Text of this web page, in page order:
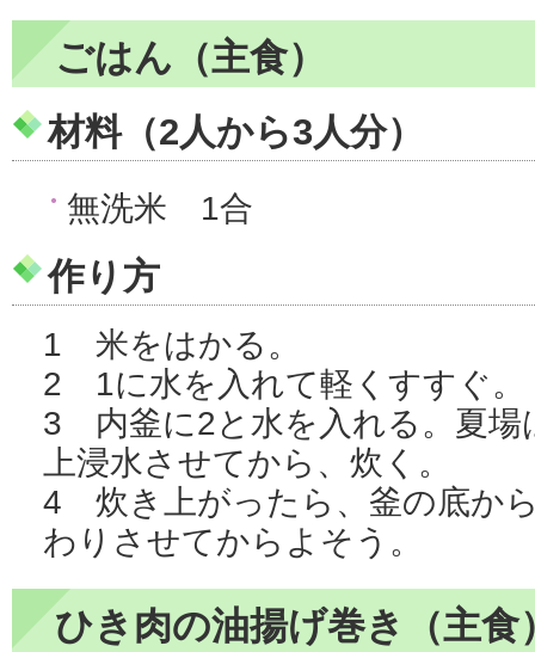
ごはん（主食）
材料（2人から3人分）
無洗米 1合
作り方
1 米をはかる。
2 1に水を入れて軽くすすぐ。
3 内釜に2と水を入れる。夏場
上浸水させてから、炊く。
4 炊き上がったら、釜の底か
わりさせてからよそう。
ひき肉の油揚げ巻き（主食